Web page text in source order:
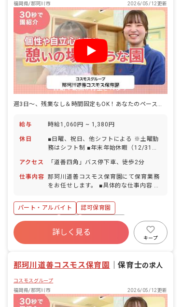
福岡県/那珂川市
2026/05/12更新
自動で動画が再生されます
週3日～、残業なし＆時間固定もOK！あなたのペースで働ける保育士ライフ
給与 時給1,060円 ~ 1,380円
休日
■日曜、祝日、他シフトによる ※土曜勤
務はシフト制 ■年末年始休暇（12/31～
率80％／半日単位から取得可能） ■産前
産後・育児休暇（取得率90％以上・復帰
率90％以上） ■介護・看護休暇 ・お休
調不良や行事による遅刻・早退・欠勤の
相談も可
アクセス 「道善四角」バス停下車、徒歩2分
仕事内容 那珂川道善コスモス保育園にて保育業務
をお任せします。 ■具体的な仕事内容 ・
誘導、展開、準備等） ・子どもたちの生
活面のサポート（健康面・食事・排泄・
睡眠・着脱・人間関係等） ・室内環境設
定 ・園内の清掃 ・週案、個人記録、連
絡帳アプリの記入（全てパソコンやタブ
で、ご安心くださいね。
パート・アルバイト
認可保育園
社会保険完備
有給
福利厚生充実
産休育休制度
社会福祉法人
詳しく見る
キープ
那珂川道善コスモス保育園 ｜保育士の求人
コスモスグループ
福岡県/那珂川市
2026/05/12更新